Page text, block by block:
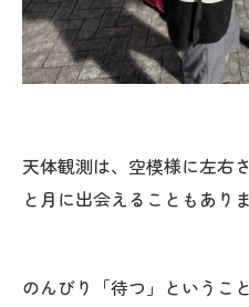
天体観測は、空模様に左右
と月に出会えることもありま
のんびり「待つ」というこ